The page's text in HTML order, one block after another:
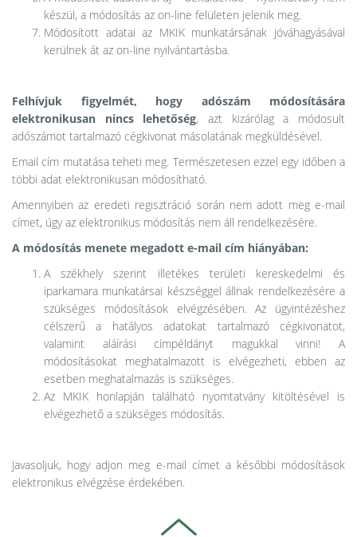
készül, a módosítás az on-line felületen jelenik meg.
Módosított adatai az MKIK munkatársának jóváhagyásával
kerülnek át az on-line nyilvántartásba.
Felhívjuk figyelmét, hogy adószám módosítására
elektronikusan nincs lehetőség, azt kizárólag a módosult
adószámot tartalmazó cégkivonat másolatának megküldésével.
Email cím mutatásateheti meg. Természetesen ezzel egy időben a
többi adat elektronikusan módosítható.
Amennyiben az eredeti regisztráció során nem adott meg e-mail
címet, úgy az elektronikus módosítás nem áll rendelkezésére.
A módosítás menete megadott e-mail cím hiányában:
A székhely szerint illetékes területi kereskedelmi és
iparkamara munkatársai készséggel állnak rendelkezésére a
szükséges módosítások elvégzésében. Az ügyintézéshez
célszerű a hatályos adatokat tartalmazó cégkivonatot,
valamint aláírási címpéldányt magukkal vinni! A
módosításokat meghatalmazott is elvégezheti, ebben az
esetben meghatalmazás is szükséges.
Az MKIK honlapján található nyomtatvány kitöltésével is
elvégezhető a szükséges módosítás.
Javasoljuk, hogy adjon meg e-mail címet a későbbi módosítások
elektronikus elvégzése érdekében.